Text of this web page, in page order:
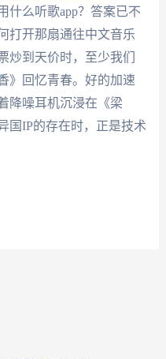
什么听歌app？答案已不
打开那扇通往中文音乐
炒到天价时，至少我们
》回忆青春。好的加速
噪耳机沉浸在《梁
国IP的存在时，正是技术